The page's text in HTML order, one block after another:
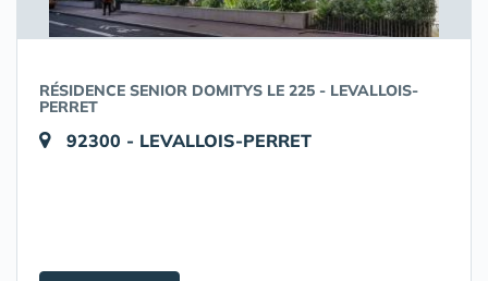
RÉSIDENCE SENIOR DOMITYS LE 225 - LEVALLOIS-
PERRET
92300 - LEVALLOIS-PERRET